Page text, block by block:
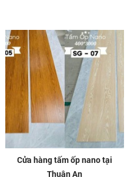
Cửa hàng tấm ốp nano tại
Thuận An